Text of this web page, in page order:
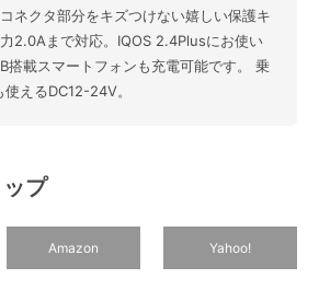
ネクタ部分をキズつけない嬉しい保護キ
2.0Aまで対応。IQOS 2.4Plusにお使い
搭載スマートフォンも充電可能です。 乗
えるDC12-24V。
プ
Amazon Yahoo!